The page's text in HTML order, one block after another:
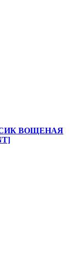
ВОЩЕНАЯ